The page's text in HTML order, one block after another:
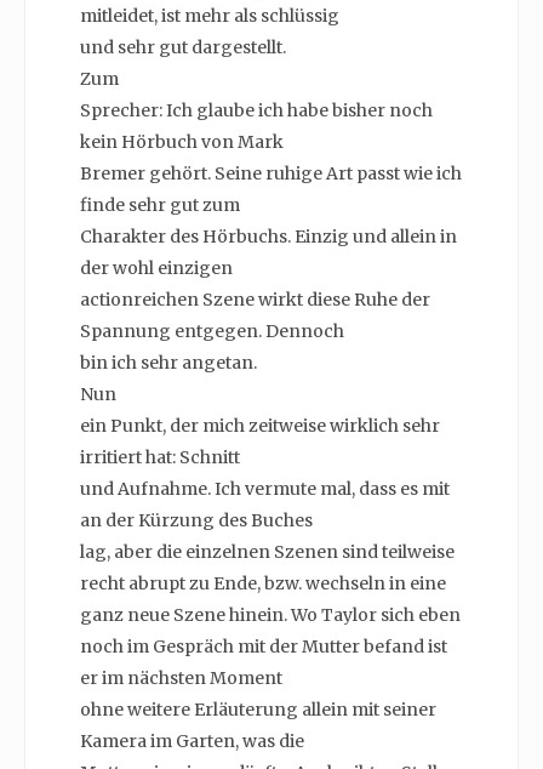
mitleidet, ist mehr als schlüssig
und sehr gut dargestellt.
Zum
Sprecher: Ich glaube ich habe bisher noch
kein Hörbuch von Mark
Bremer gehört. Seine ruhige Art passt wie ich
finde sehr gut zum
Charakter des Hörbuchs. Einzig und allein in
der wohl einzigen
actionreichen Szene wirkt diese Ruhe der
Spannung entgegen. Dennoch
bin ich sehr angetan.
Nun
ein Punkt, der mich zeitweise wirklich sehr
irritiert hat: Schnitt
und Aufnahme. Ich vermute mal, dass es mit
an der Kürzung des Buches
lag, aber die einzelnen Szenen sind teilweise
recht abrupt zu Ende, bzw. wechseln in eine
ganz neue Szene hinein. Wo Taylor sich eben
noch im Gespräch mit der Mutter befand ist
er im nächsten Moment
ohne weitere Erläuterung allein mit seiner
Kamera im Garten, was die